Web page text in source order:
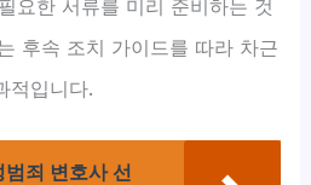
요한 서류를 미리 준비하는 것
후속 조치 가이드를 따라 차근
적입니다.
죄 변호사 선